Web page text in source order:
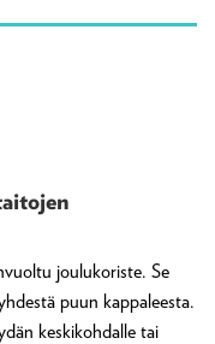
joulukoriste. Se
puun kappaleesta.
keskikohdalle tai